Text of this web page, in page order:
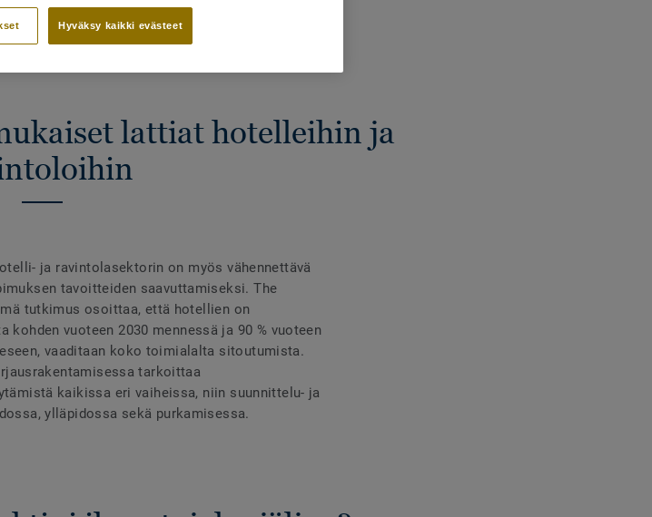
lattiat hotelleihin ja
ja ravintolasektorin on myös vähennettävä
tavoitteiden saavuttamiseksi. The
tutkimus osoittaa, että hotellien on
kohden vuoteen 2030 mennessä ja 90 % vuoteen
vaaditaan koko toimialalta sitoutumista.
tarkoittaa
kaikissa eri vaiheissa, niin suunnittelu- ja
ylläpidossa sekä purkamisessa.
Hyväksy kaikki evästeet